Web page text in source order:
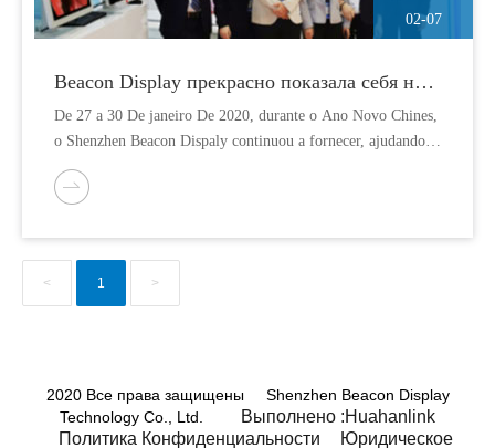
02-07
Beacon Display прекрасно показала себя на
выставке Arab Health 2020 в начале нового
De 27 a 30 De janeiro De 2020, durante o Ano Novo Chines,
o Shenzhen Beacon Dispaly continuou a fornecer, ajudando a
principal equipe medica a combater o surto do Novo
Coronavirus. Ао "месмо темпо", эквивалент внешнего
para o Centro de Comercio Internacional de Dubai para
< 1 >
2020 Все права защищены Shenzhen Beacon Display
Technology Co., Ltd.
Выполнено :Huahanlink
Политика Конфиденциальности
Юридическое